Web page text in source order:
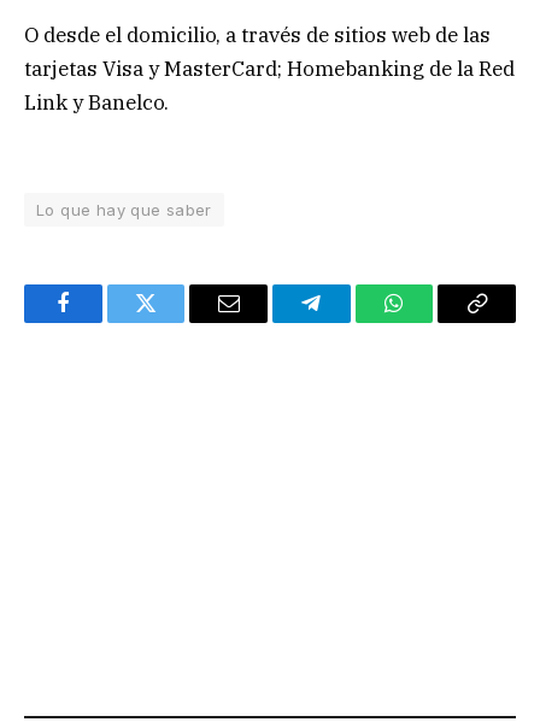
O desde el domicilio, a través de sitios web de las
tarjetas Visa y MasterCard; Homebanking de la Red
Link y Banelco.
Lo que hay que saber
FacebookTwitter Email TelegramWhatsAppCopy